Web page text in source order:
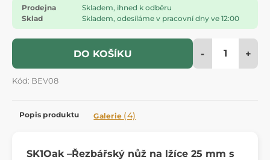
Prodejna
Skladem, ihned k odběru
Sklad
Skladem, odesíláme v pracovní dny ve 12:00
DO KOŠÍKU - +
Kód: BEV08
Popis produktu Galerie (4)
SK1Oak –Řezbářský nůž na lžíce 25 mm s